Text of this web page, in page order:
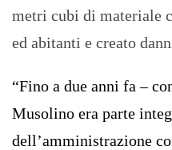
metri cubi di materiale
ed abitanti e creato
“Fino a due anni fa –
Musolino era parte
dell’amministrazione